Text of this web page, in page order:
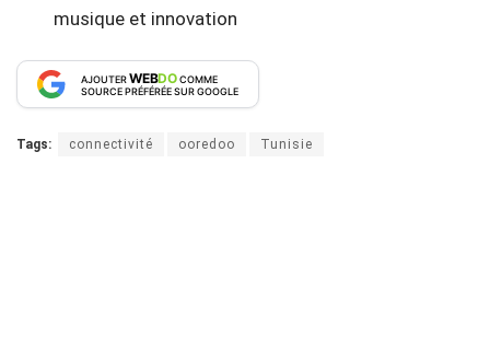
musique et innovation
AJOUTERWEBDOCOMME
SOURCE PRÉFÉRÉE SUR GOOGLE
Tags: connectivité ooredoo Tunisie